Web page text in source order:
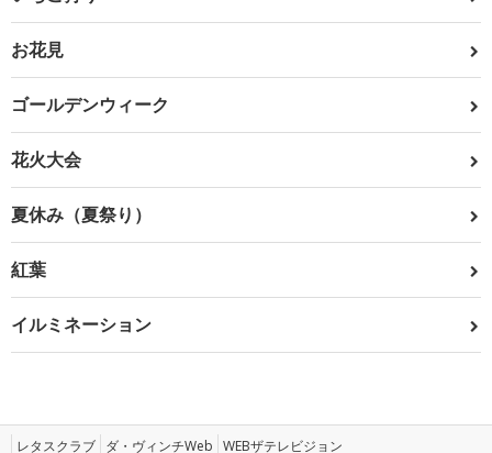
お花見
ゴールデンウィーク
花火大会
夏休み（夏祭り）
紅葉
イルミネーション
レタスクラブ ダ・ヴィンチWeb WEBザテレビジョン